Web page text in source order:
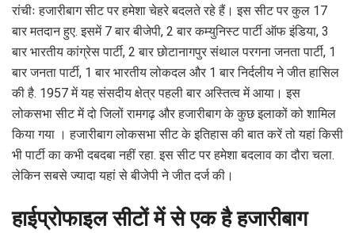
रांचीः हजारीबाग सीट पर हमेशा चेहरे बदलते रहे हैं। इस सीट पर कुल 17
बार मतदान हुए. इसमें 7 बार बीजेपी, 2 बार कम्युनिस्ट पार्टी ऑफ इंडिया, 3
बार भारतीय कांग्रेस पार्टी, 2 बार छोटानागपुर संथाल परगना जनता पार्टी, 1
बार जनता पार्टी, 1 बार भारतीय लोकदल और 1 बार निर्दलीय ने जीत हासिल
की है. 1957 में यह संसदीय क्षेत्र पहली बार अस्तित्व में आया। इस
लोकसभा सीट में दो जिलों रामगढ़ और हजारीबाग के कुछ इलाकों को शामिल
किया गया । हजारीबाग लोकसभा सीट के इतिहास की बात करें तो यहां किसी
भी पार्टी का कभी दबदबा नहीं रहा. इस सीट पर हमेशा बदलाव का दौरा चला.
लेकिन सबसे ज्यादा यहां से बीजेपी ने जीत दर्ज की।
हाईप्रोफाइल सीटों में से एक है हजारीबाग